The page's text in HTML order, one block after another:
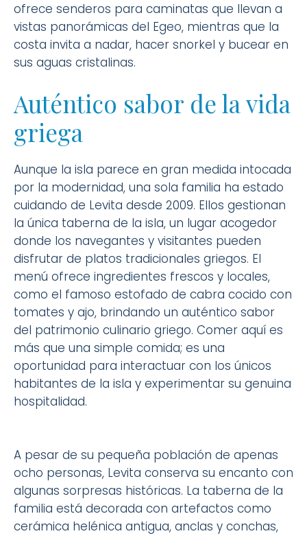
ofrece senderos para caminatas que llevan a
vistas panorámicas del Egeo, mientras que la
costa invita a nadar, hacer snorkel y bucear en
sus aguas cristalinas.
Auténtico sabor de la vida
griega
Aunque la isla parece en gran medida intocada
por la modernidad, una sola familia ha estado
cuidando de Levita desde 2009. Ellos gestionan
la única taberna de la isla, un lugar acogedor
donde los navegantes y visitantes pueden
disfrutar de platos tradicionales griegos. El
menú ofrece ingredientes frescos y locales,
como el famoso estofado de cabra cocido con
tomates y ajo, brindando un auténtico sabor
del patrimonio culinario griego. Comer aquí es
más que una simple comida; es una
oportunidad para interactuar con los únicos
habitantes de la isla y experimentar su genuina
hospitalidad.
A pesar de su pequeña población de apenas
ocho personas, Levita conserva su encanto con
algunas sorpresas históricas. La taberna de la
familia está decorada con artefactos como
cerámica helénica antigua, anclas y conchas,